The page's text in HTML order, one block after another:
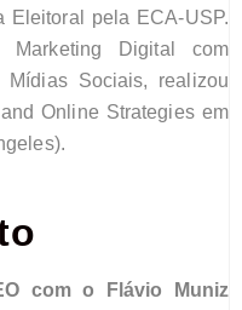
Eleitoral pela ECA-USP.
Marketing Digital com
Sociais, realizou
Online Strategies em
com o Flávio Muniz